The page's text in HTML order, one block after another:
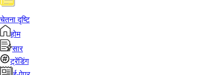
चेतना दृष्टि
होम
सार
ट्रेंडिंग